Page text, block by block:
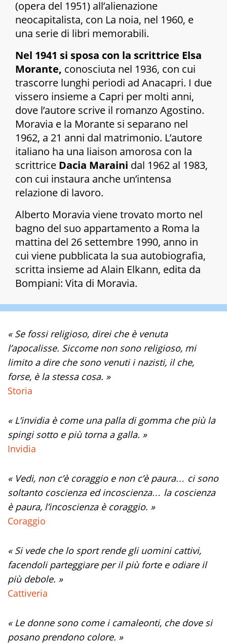
(opera del 1951) all’alienazione
neocapitalista, con La noia, nel 1960, e
una serie di libri memorabili.
Nel 1941 si sposa con la scrittrice Elsa
Morante, conosciuta nel 1936, con cui
trascorre lunghi periodi ad Anacapri. I due
vissero insieme a Capri per molti anni,
dove l’autore scrive il romanzo Agostino.
Moravia e la Morante si separano nel
1962, a 21 anni dal matrimonio. L’autore
italiano ha una liaison amorosa con la
scrittrice Dacia Maraini dal 1962 al 1983,
con cui instaura anche un’intensa
relazione di lavoro.
Alberto Moravia viene trovato morto nel
bagno del suo appartamento a Roma la
mattina del 26 settembre 1990, anno in
cui viene pubblicata la sua autobiografia,
scritta insieme ad Alain Elkann, edita da
Bompiani: Vita di Moravia.
« Se fossi religioso, direi che è venuta
l’apocalisse. Siccome non sono religioso, mi
limito a dire che sono venuti i nazisti, il che,
forse, è la stessa cosa. »
Storia
« L’invidia è come una palla di gomma che più la
spingi sotto e più torna a galla. »
Invidia
« Vedi, non c’è coraggio e non c’è paura… ci sono
soltanto coscienza ed incoscienza… la coscienza
è paura, l’incoscienza è coraggio. »
Coraggio
« Si vede che lo sport rende gli uomini cattivi,
facendoli parteggiare per il più forte e odiare il
più debole. »
Cattiveria
« Le donne sono come i camaleonti, che dove si
posano prendono colore. »